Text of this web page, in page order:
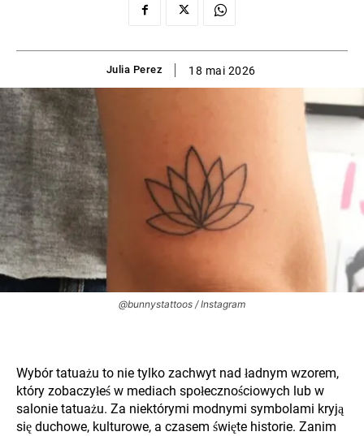
Julia Perez 18 mai 2026
@bunnystattoos / Instagram
Wybór tatuażu to nie tylko zachwyt nad ładnym wzorem,
który zobaczyłeś w mediach społecznościowych lub w
salonie tatuażu. Za niektórymi modnymi symbolami kryją
się duchowe, kulturowe, a czasem święte historie. Zanim